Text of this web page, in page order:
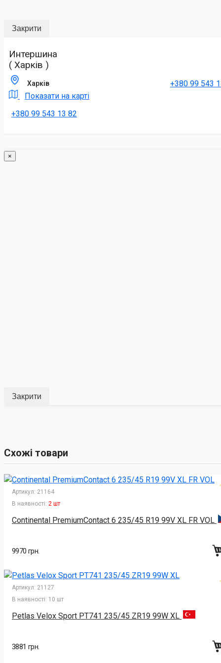
Закрити
Интершина
( Харків )
Харків
Показати на карті
+380 99 543 13 82
+380 99 543
×
Закрити
Схожі товари
Артикул: 21164
В наявності: 2 шт
Continental PremiumContact 6 235/45 R19 99V XL FR VOL
9970 грн.
Артикул: 21127
В наявності: 10 шт
Petlas Velox Sport PT741 235/45 ZR19 99W XL
3881 грн.